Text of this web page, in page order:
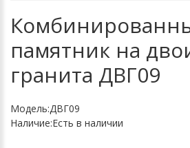
памятник на
гранита ДВГ09
Модель:ДВГ09
Наличие:Есть в наличии